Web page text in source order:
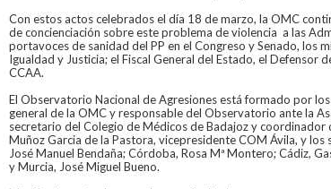
Con estos actos celebrados el día 18 de marzo, la OMC
de concienciación sobre este problema de violencia a las
portavoces de sanidad del PP en el Congreso y Senado, los
Igualdad y Justicia; el Fiscal General del Estado, el Defensor
CCAA.
El Observatorio Nacional de Agresiones está formado por
general de la OMC y responsable del Observatorio ante la
secretario del Colegio de Médicos de Badajoz y
Muñoz Garcia de la Pastora, vicepresidente COM Ávila, y los
José Manuel Bendaña; Córdoba, Rosa Mª Montero; Cádiz,
y Murcia, José Miguel Bueno.